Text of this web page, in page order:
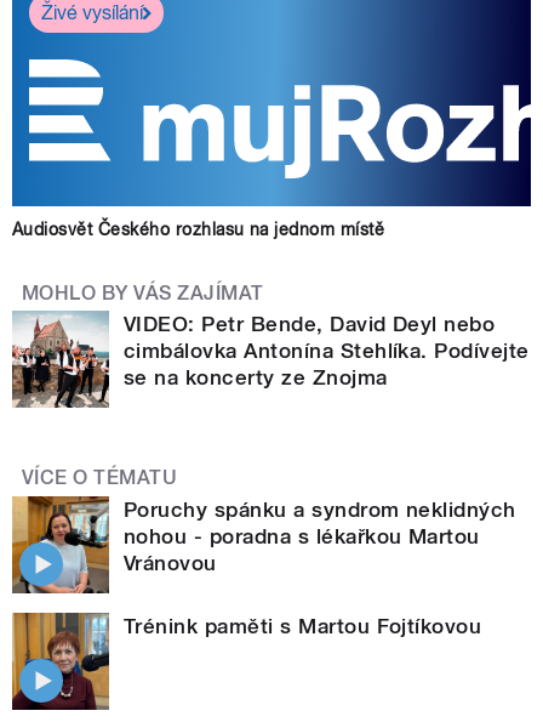
Živé vysílání
Audiosvět Českého rozhlasu na jednom místě
MOHLO BY VÁS ZAJÍMAT
VIDEO: Petr Bende, David Deyl nebo
cimbálovka Antonína Stehlíka. Podívejte
se na koncerty ze Znojma
VÍCE O TÉMATU
Poruchy spánku a syndrom neklidných
nohou - poradna s lékařkou Martou
Vránovou
Trénink paměti s Martou Fojtíkovou